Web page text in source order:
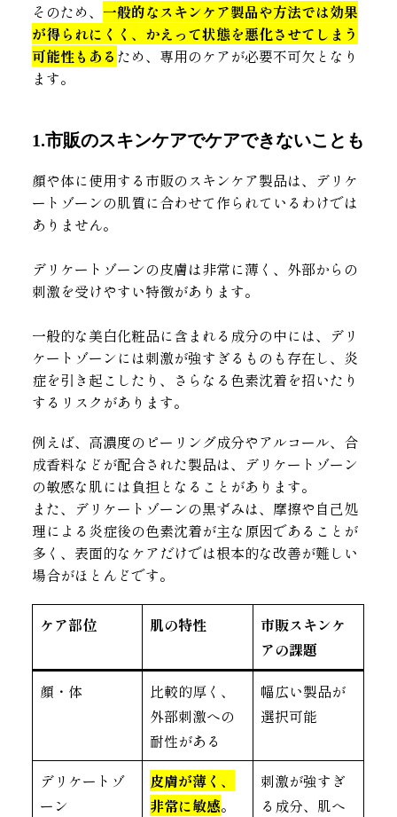
そのため、 一般的なスキンケア製品や方法では効果
が得られにくく、かえって状態を悪化させてしまう
可能性もある ため、専用のケアが必要不可欠となり
ます。
1.市販のスキンケアでケアできないことも
顔や体に使用する市販のスキンケア製品は、デリケ
ートゾーンの肌質に合わせて作られているわけでは
ありません。
デリケートゾーンの皮膚は非常に薄く、外部からの
刺激を受けやすい特徴があります。
一般的な美白化粧品に含まれる成分の中には、デリ
ケートゾーンには刺激が強すぎるものも存在し、炎
症を引き起こしたり、さらなる色素沈着を招いたり
するリスクがあります。
例えば、高濃度のピーリング成分やアルコール、合
成香料などが配合された製品は、デリケートゾーン
の敏感な肌には負担となることがあります。
また、デリケートゾーンの黒ずみは、摩擦や自己処
理による炎症後の色素沈着が主な原因であることが
多く、表面的なケアだけでは根本的な改善が難しい
場合がほとんどです。
ケア部位 肌の特性
市販スキンケ
アの課題
顔・体
比較的厚く、
外部刺激への
耐性がある
幅広い製品が
選択可能
デリケートゾ
ーン
皮膚が薄く、
非常に敏感。
刺激が強すぎ
る成分、肌へ